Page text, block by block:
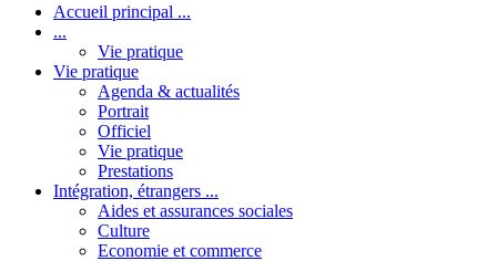
Accueil principal ...
...
Vie pratique
Vie pratique
Agenda & actualités
Portrait
Officiel
Vie pratique
Prestations
Intégration, étrangers ...
Aides et assurances sociales
Culture
Economie et commerce